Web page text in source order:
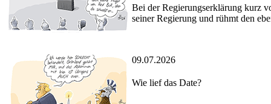
Bei der Regierungserklärung kurz
seiner Regierung und rühmt den
09.07.2026
Wie lief das Date?